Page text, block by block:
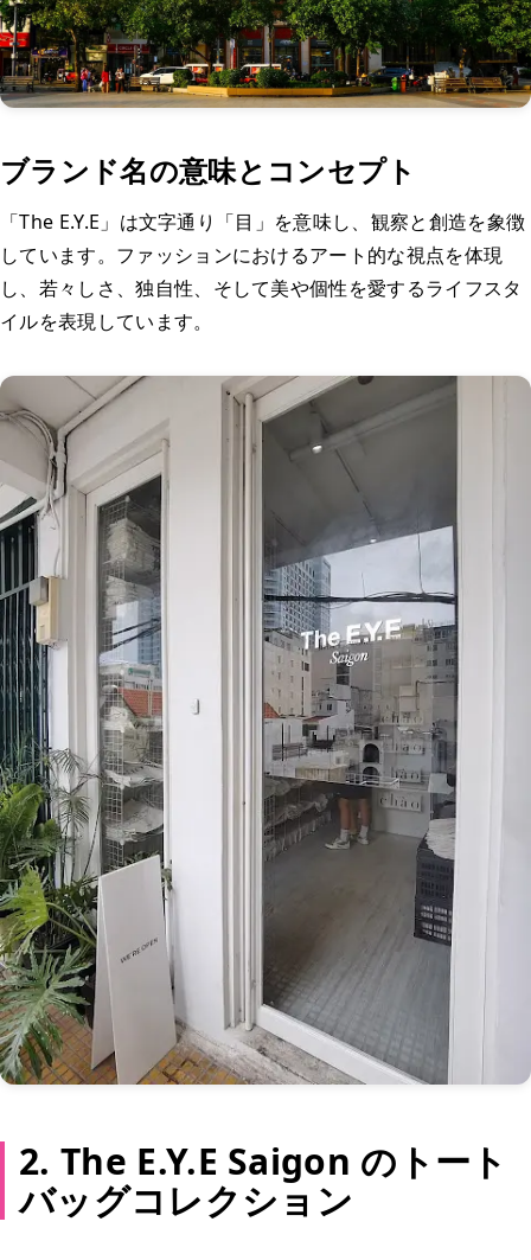
ブランド名の意味とコンセプト
「The E.Y.E」は文字通り「目」を意味し、観察と創造を象徴
しています。ファッションにおけるアート的な視点を体現
し、若々しさ、独自性、そして美や個性を愛するライフスタ
イルを表現しています。
2. The E.Y.E Saigon のトート
バッグコレクション